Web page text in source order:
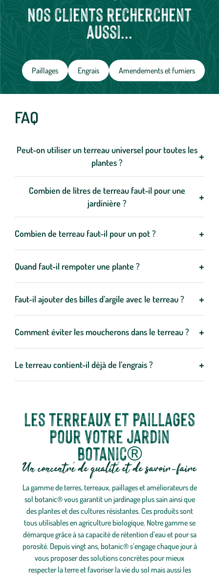
Nos clients recherchent
aussi...
Paillages Engrais Amendements et fumiers
FAQ
Peut-on utiliser un terreau universel pour toutes les
plantes ?
+
Le terreau universel convient à la majorité des plantes, mais
certaines variétés comme les orchidées, les agrumes ou les
plantes méditerranéennes nécessitent un substrat spécifique
Combien de litres de terreau faut-il pour une
jardinière ?
+
Une jardinière standard de 40 à 50 cm nécessite généralement
nécessiter 30 litres ou plus selon leur taille.
Combien de terreau faut-il pour un pot ? +
Le volume dépend de la taille du pot : un petit pot d’environ 20
grand peut demander 10 litres ou plus.
Quand faut-il rempoter une plante ? +
Il est conseillé de rempoter une plante lorsque les racines
appauvri. En général, un rempotage est recommandé tous les 1
à 2 ans.
Faut-il ajouter des billes d’argile avec le terreau ? +
Oui, il est recommandé d’ajouter des billes d’argile au fond du
d’eau et protéger les racines.
Comment éviter les moucherons dans le terreau ? +
Pour éviter les moucherons, il est conseillé de limiter l’excès
arrosages et d’améliorer le drainage. Un paillage en surface peut
également aider.
Le terreau contient-il déjà de l’engrais ? +
La plupart des terreaux contiennent une fertilisation de départ
maintenir leur croissance.
Les terreaux et paillages
pour votre jardin
botanic®
Un concentré de qualité et de savoir-faire
La gamme de terres, terreaux, paillages et améliorateurs de
sol botanic® vous garantit un jardinage plus sain ainsi que
des plantes et des cultures résistantes. Ces produits sont
tous utilisables en agriculture biologique. Notre gamme se
démarque grâce à sa capacité de rétention d’eau et pour sa
porosité. Depuis vingt ans, botanic® s’engage chaque jour à
vous proposer des solutions concrètes pour mieux
respecter la terre et favoriser la vie du sol mais aussi les